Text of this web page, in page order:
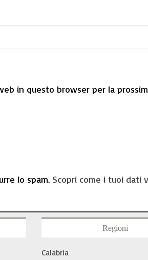
in questo browser per la
lo spam. Scopri come i tuoi dati
Regioni
Calabria